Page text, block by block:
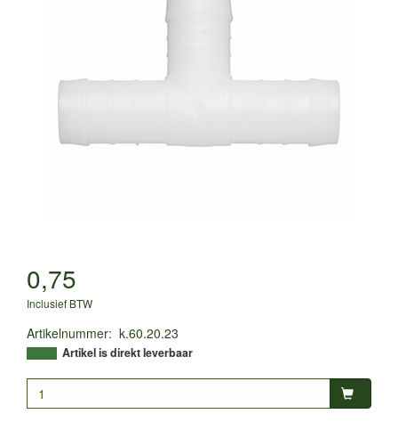
0,75
Inclusief BTW
Artikelnummer: k.60.20.23
Artikel is direkt leverbaar